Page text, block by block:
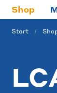
Shop
Start